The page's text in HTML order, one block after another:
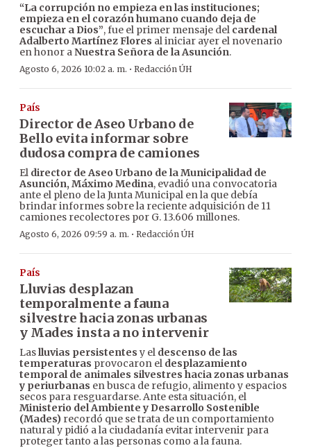
“La corrupción no empieza en las instituciones;
empieza en el corazón humano cuando deja de
escuchar a Dios”, fue el primer mensaje del cardenal
Adalberto Martínez Flores al iniciar ayer el novenario
en honor aNuestra Señora de la Asunción.
Agosto 6, 2026 10:02 a. m. · Redacción ÚH
País
Director de Aseo Urbano de
Bello evita informar sobre
dudosa compra de camiones
El director de Aseo Urbano de la Municipalidad de
Asunción, Máximo Medina, evadió una convocatoria
ante el pleno de la Junta Municipal en la que debía
brindar informes sobre la reciente adquisición de 11
camiones recolectores por G. 13.606 millones.
Agosto 6, 2026 09:59 a. m. · Redacción ÚH
País
Lluvias desplazan
temporalmente a fauna
silvestre hacia zonas urbanas
y Mades insta a no intervenir
Laslluvias persistentes y el descenso de las
temperaturas provocaron el desplazamiento
temporal de animales silvestres hacia zonas urbanas
y periurbanas en busca de refugio, alimento y espacios
secos para resguardarse. Ante esta situación, el
Ministerio del Ambiente y Desarrollo Sostenible
(Mades) recordó que se trata de un comportamiento
natural y pidió a la ciudadanía evitar intervenir para
proteger tanto a las personas como a la fauna.